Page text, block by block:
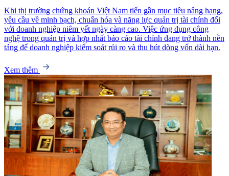
Khi thị trường chứng khoán Việt Nam tiến gần mục tiêu nâng hạng,
yêu cầu về minh bạch, chuẩn hóa và năng lực quản trị tài chính đối
với doanh nghiệp niêm yết ngày càng cao. Việc ứng dụng công
nghệ trong quản trị và hợp nhất báo cáo tài chính đang trở thành nền
tảng để doanh nghiệp kiểm soát rủi ro và thu hút dòng vốn dài hạn.
Xem thêm